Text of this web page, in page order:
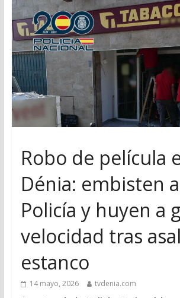
Robo de película
Dénia: embisten
Policía y huyen a
velocidad tras
estanco
14 mayo, 2026 tvdenia.com